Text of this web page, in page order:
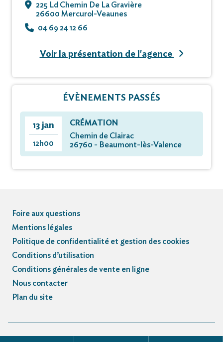
225 Ld Chemin De La Gravière
26600 Mercurol-Veaunes
04 69 24 12 66
Voir la présentation de l'agence
ÉVÈNEMENTS PASSÉS
13 jan
12h00
CRÉMATION
Chemin de Clairac
26760 - Beaumont-lès-Valence
Foire aux questions
Mentions légales
Politique de confidentialité et gestion des cookies
Conditions d’utilisation
Conditions générales de vente en ligne
Nous contacter
Plan du site